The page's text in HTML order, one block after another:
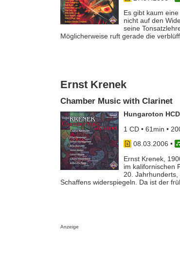
Es gibt kaum
nicht auf den
seine
Möglicherweise ruft gerade die
Ernst Krenek
Chamber Music with Clarinet
Hungaroton
1 CD • 61min •
08.03.2006 •
Ernst Krenek,
im kalifornischen
20.
Schaffens widerspiegeln. Da ist der
Anzeige